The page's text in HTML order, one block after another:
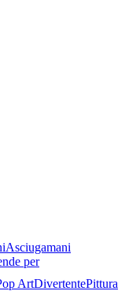
Asciugamani
per
ArtDivertentePittura